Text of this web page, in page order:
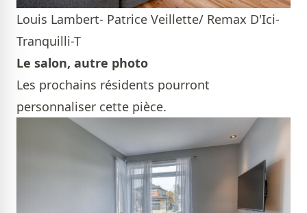
Louis Lambert- Patrice Veillette/ Remax D'Ici-
Tranquilli-T
Le salon, autre photo
Les prochains résidents pourront
personnaliser cette pièce.